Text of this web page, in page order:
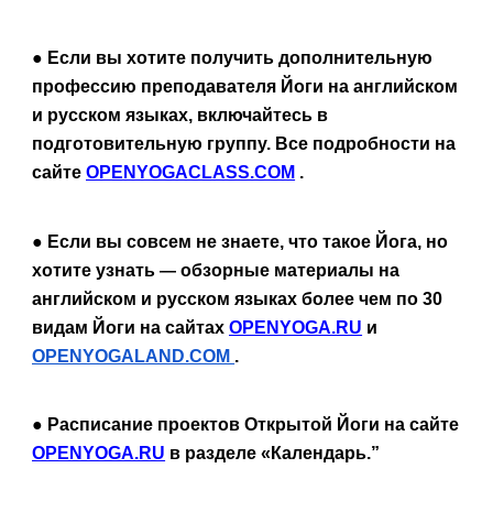
● Если вы хотите получить дополнительную
профессию преподавателя Йоги на английском
и русском языках, включайтесь в
подготовительную группу. Все подробности на
сайте OPENYOGACLASS.COM .
● Если вы совсем не знаете, что такое Йога, но
хотите узнать — обзорные материалы на
английском и русском языках более чем по 30
видам Йоги на сайтах OPENYOGA.RU
OPENYOGALAND.COM .
OPENYOGA.RU в разделе «Календарь.”